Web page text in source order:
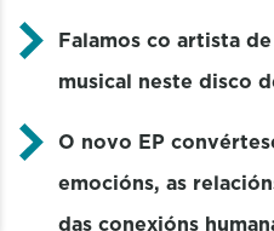
Falamos co artista
musical neste disco
O novo EP
emocións, as
das conexións